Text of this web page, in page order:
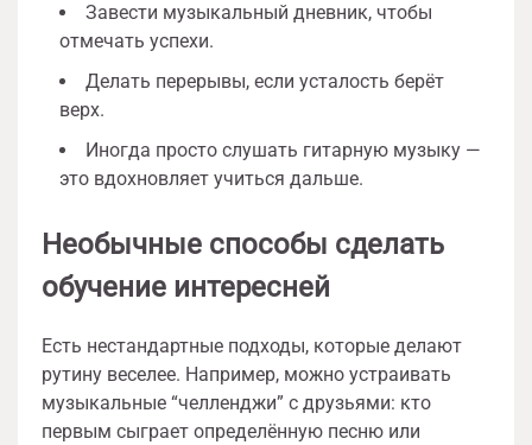
Завести музыкальный дневник, чтобы
отмечать успехи.
Делать перерывы, если усталость берёт
верх.
Иногда просто слушать гитарную музыку —
это вдохновляет учиться дальше.
Необычные способы сделать
обучение интересней
Есть нестандартные подходы, которые делают
рутину веселее. Например, можно устраивать
музыкальные “челленджи” с друзьями: кто
первым сыграет определённую песню или